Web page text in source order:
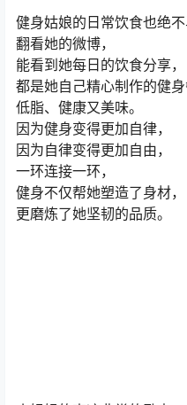
健身姑娘的日常饮食也绝不
翻看她的微博，
能看到她每日的饮食分享，
都是她自己精心制作的健身
低脂、健康又美味。
因为健身变得更加自律，
因为自律变得更加自由，
一环连接一环，
健身不仅帮她塑造了身材，
更磨炼了她坚韧的品质。